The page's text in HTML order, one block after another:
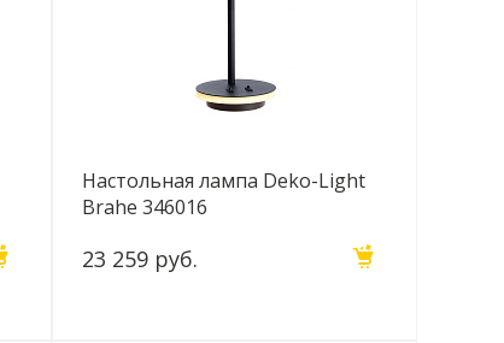
Настольная лампа Deko-Light
Brahe 346016
23 259 руб.